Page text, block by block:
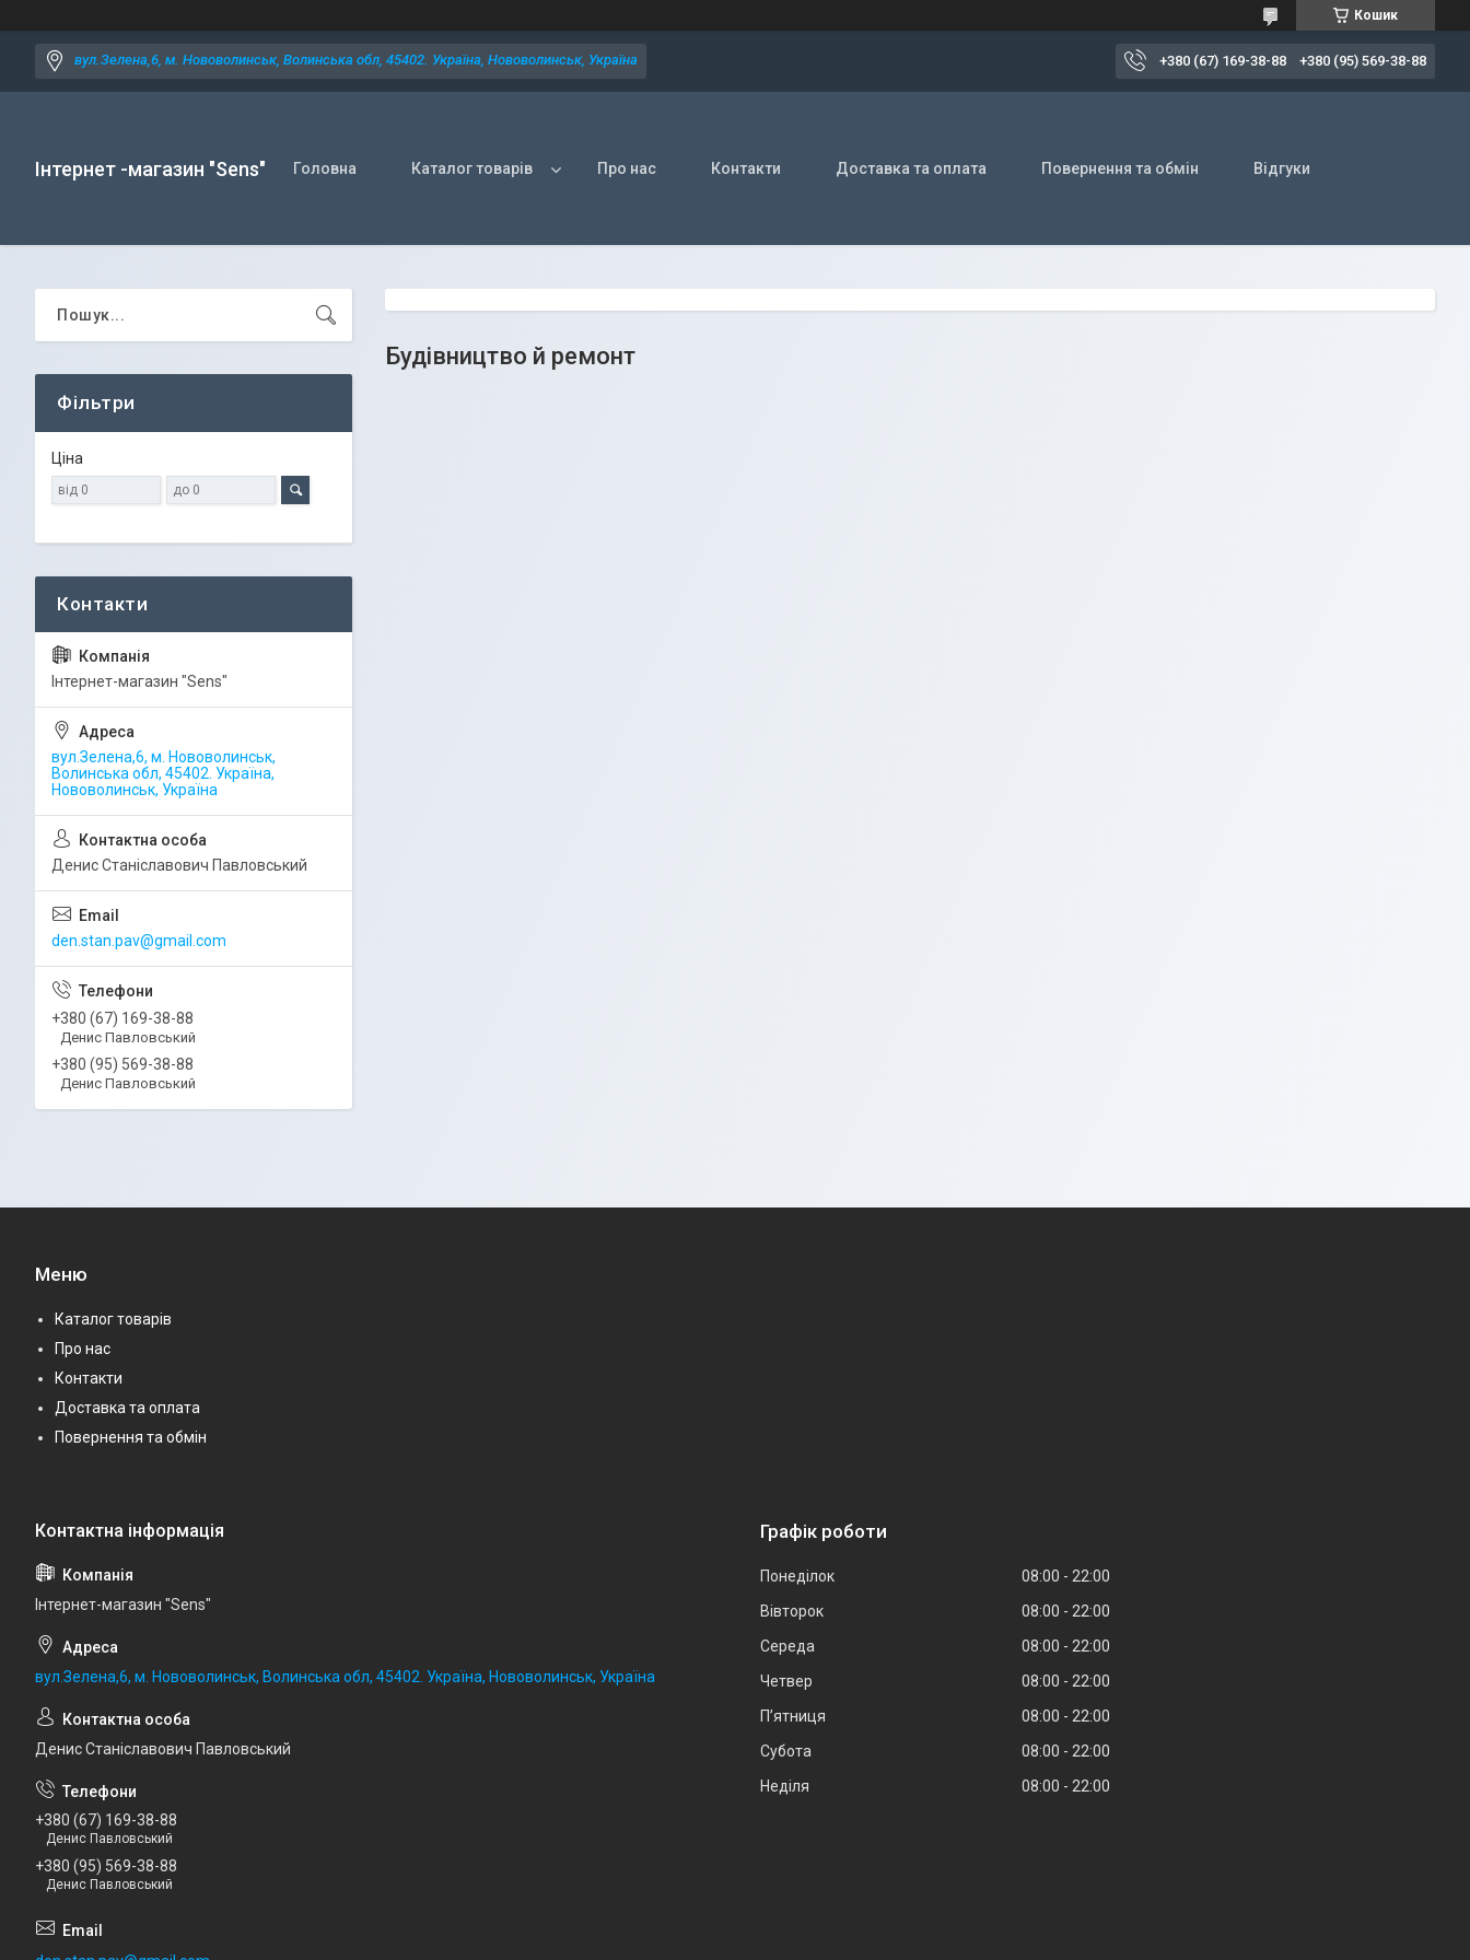
Кошик
вул.Зелена,6, м. Нововолинськ, Волинська обл, 45402. Україна, Нововолинськ, Україна +380 (67) 169-38-88 +380 (95) 569-38-88
Інтернет -магазин "Sens" Головна Каталог товарів Про нас Контакти Доставка та оплата Повернення та обмін Відгуки
Будівництво й ремонт
Фільтри
Ціна
Iнтернет-магазин "Sens"
вул.Зелена,6, м. Нововолинськ,
Волинська обл, 45402. Україна,
Нововолинськ, Україна
Денис Станіславович Павловський
den.stan.pav@gmail.com
+380 (67) 169-38-88
Денис Павловський
+380 (95) 569-38-88
Денис Павловський
Меню
Каталог товарів
Про нас
Контакти
Доставка та оплата
Повернення та обмін
Iнтернет-магазин "Sens"
вул.Зелена,6, м. Нововолинськ, Волинська обл, 45402. Україна, Нововолинськ, Україна
Денис Станіславович Павловський
+380 (67) 169-38-88
Денис Павловський
+380 (95) 569-38-88
Денис Павловський
Графік роботи
Понеділок 08:00
22:00
Вівторок
08:00
22:00
Середа
08:00
22:00
Четвер
08:00
22:00
Пʼятниця
08:00
22:00
Субота
08:00
22:00
Неділя
08:00 22:00